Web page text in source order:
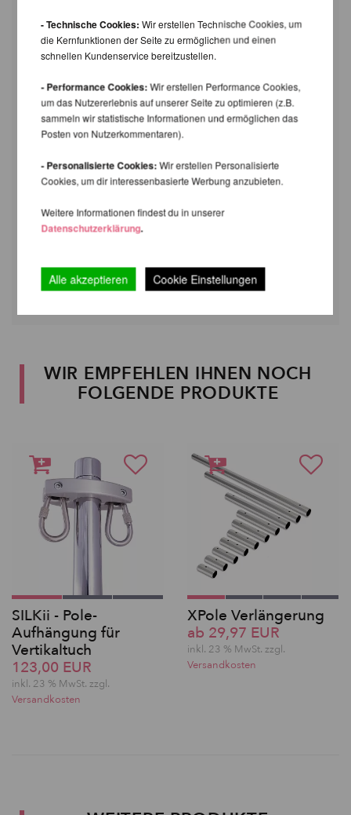
WIR EMPFEHLEN IHNEN NOCH
FOLGENDE PRODUKTE
SILKii - Pole-
Aufhängung für
Vertikaltuch
123,00 EUR
inkl. 23 % MwSt. zzgl.
Versandkosten
XPole Verlängerung
ab 29,97 EUR
inkl. 23 % MwSt. zzgl.
Versandkosten
- Technische Cookies: Wir erstellen Technische Cookies, um
die Kernfunktionen der Seite zu ermöglichen und einen
schnellen Kundenservice bereitzustellen.
- Performance Cookies:Wir erstellen Performance Cookies,
um das Nutzererlebnis auf unserer Seite zu optimieren (z.B.
sammeln wir statistische Informationen und ermöglichen das
Posten von Nutzerkommentaren).
- Personalisierte Cookies:Wir erstellen Personalisierte
Cookies, um dir interessenbasierte Werbung anzubieten.
Weitere Informationen findest du in unserer
Datenschutzerklärung.
Alle akzeptieren Cookie Einstellungen